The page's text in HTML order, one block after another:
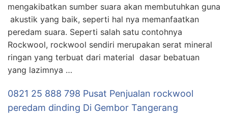
mengakibatkan sumber suara akan membutuhkan guna
akustik yang baik, seperti hal nya memanfaatkan
peredam suara. Seperti salah satu contohnya
Rockwool, rockwool sendiri merupakan serat mineral
ringan yang terbuat dari material dasar bebatuan
yang lazimnya …
0821 25 888 798 Pusat Penjualan rockwool
peredam dinding Di Gembor Tangerang